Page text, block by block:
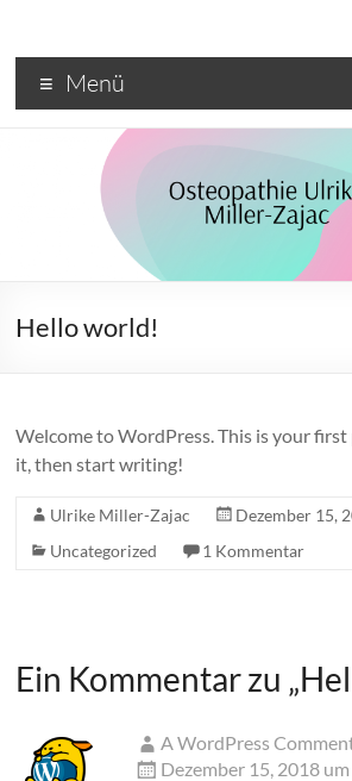
springen
Menü
Hello world!
Welcome to WordPress. This is your
it, then start writing!
Ulrike Miller-Zajac
Dezember 15,
Uncategorized
1 Kommentar
Ein Kommentar zu „
A WordPress
Dezember 15, 2018